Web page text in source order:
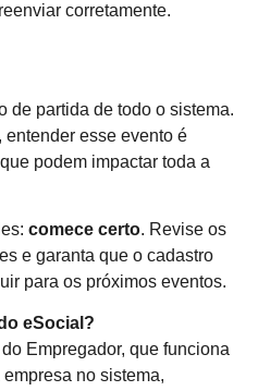
corretamente.
de partida de todo o sistema.
esse evento é
podem impactar toda a
comece certo. Revise os
e garanta que o cadastro
para os próximos eventos.
eSocial?
Empregador, que funciona
no sistema,